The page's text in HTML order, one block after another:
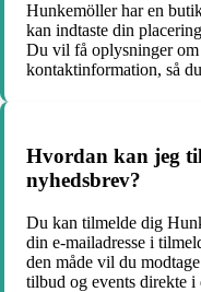
Hunkemöller har en
kan indtaste din
Du vil få oplysninger om
kontaktinformation, så
Hvordan kan jeg
nyhedsbrev?
Du kan tilmelde dig
din e-mailadresse i
den måde vil du
tilbud og events direkte i